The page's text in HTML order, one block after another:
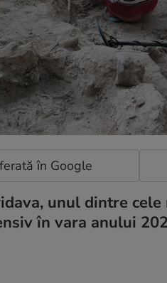
în Google
unul dintre
în vara anului